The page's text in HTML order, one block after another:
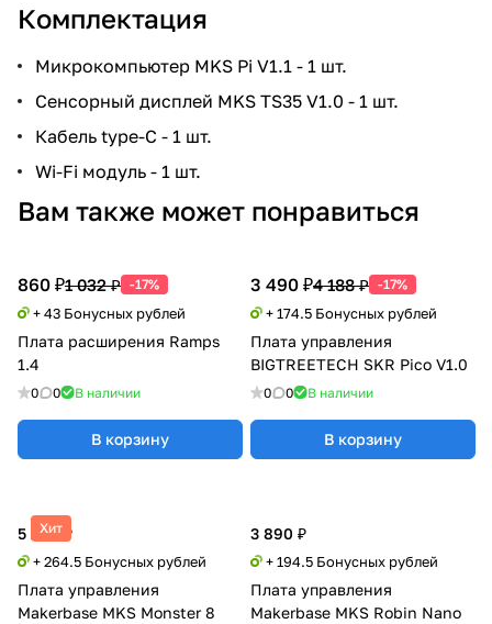
Комплектация
Микрокомпьютер MKS Pi V1.1 - 1 шт.
Сенсорный дисплей MKS TS35 V1.0 - 1 шт.
Кабель type-C - 1 шт.
Wi-Fi модуль - 1 шт.
Вам также может понравиться
860 ₽1 032 ₽ -17%
+ 43 Бонусных рублей
Плата расширения Ramps
1.4
0 0 В наличии
В корзину
3 490 ₽4 188 ₽ -17%
+ 174.5 Бонусных рублей
Плата управления
BIGTREETECH SKR Pico V1.0
0 0 В наличии
В корзину
3 890 ₽
+ 194.5 Бонусных рублей
Плата управления
Makerbase MKS Robin Nano
Хит
5 290 ₽
+ 264.5 Бонусных рублей
Плата управления
Makerbase MKS Monster 8